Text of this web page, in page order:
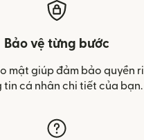
Bảo vệ từng bước
mật giúp đảm bảo quyền
tin cá nhân chi tiết của bạn.